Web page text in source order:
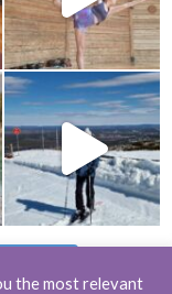
the most relevant